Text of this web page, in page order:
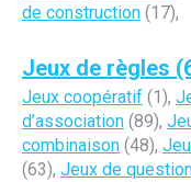
de construction (17),
Jeux de règles
Jeux coopératif (1),
d’association (89),
combinaison (48),
(63), Jeux de